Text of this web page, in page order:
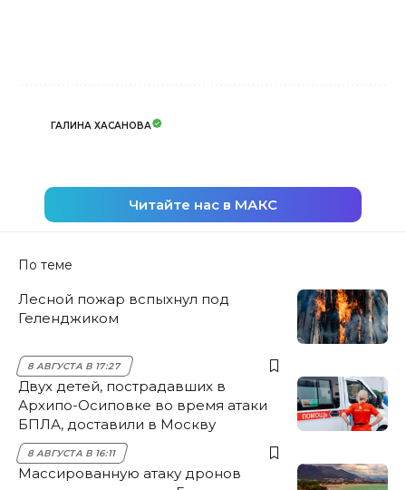
ГАЛИНА ХАСАНОВА
Читайте нас в МАКС
По теме
Лесной пожар вспыхнул под
Геленджиком
8 АВГУСТА В 17:27
Двух детей, пострадавших в
Архипо-Осиповке во время атаки
БПЛА, доставили в Москву
8 АВГУСТА В 16:11
Массированную атаку дронов